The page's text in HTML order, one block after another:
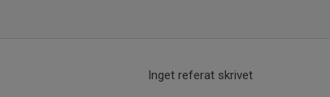
Inget referat skrivet